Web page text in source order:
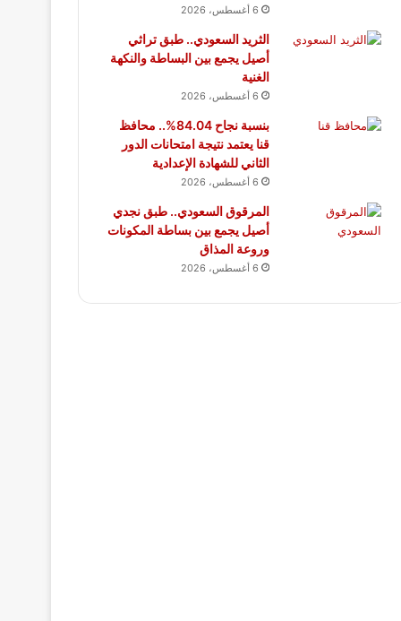
6 أغسطس، 2026
الثريد السعودي.. طبق تراثي
أصيل يجمع بين البساطة والنكهة
الغنية
6 أغسطس، 2026
بنسبة نجاح 84.04%.. محافظ
قنا يعتمد نتيجة امتحانات الدور
الثاني للشهادة الإعدادية
6 أغسطس، 2026
المرقوق السعودي.. طبق نجدي
أصيل يجمع بين بساطة المكونات
وروعة المذاق
6 أغسطس، 2026